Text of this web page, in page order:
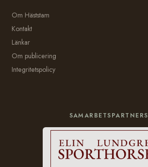
Om Häststam
Kontakt
Länkar
Om publicering
Integritetspolicy
SAMARBETSPARTNERS